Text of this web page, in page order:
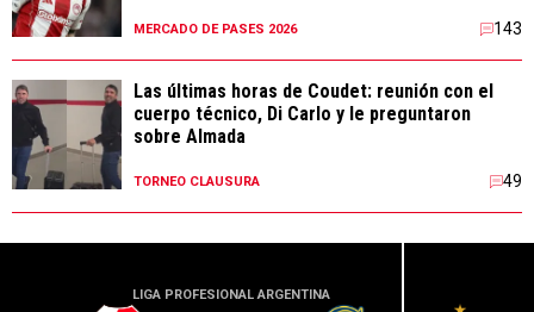
MERCADO DE PASES 2026 143
Las últimas horas de Coudet: reunión con el
cuerpo técnico, Di Carlo y le preguntaron
sobre Almada
TORNEO CLAUSURA 49
LIGA PROFESIONAL ARGENTINA